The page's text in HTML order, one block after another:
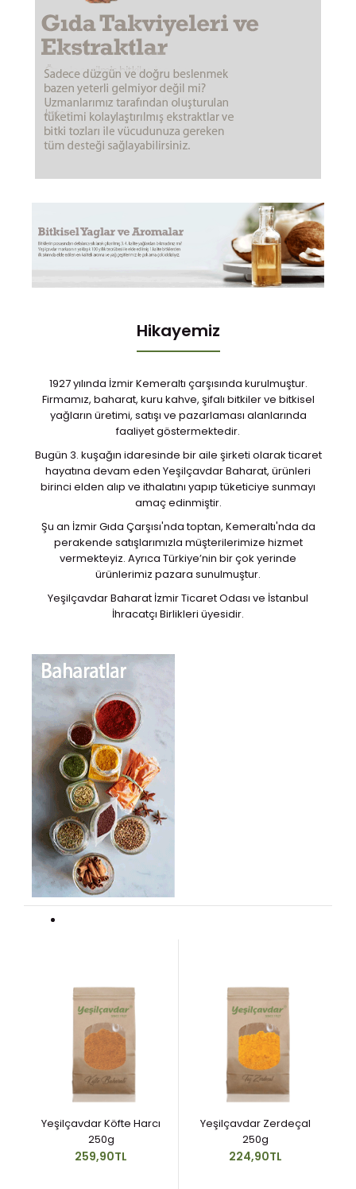
Hikayemiz
1927 yılında İzmir Kemeraltı çarşısında kurulmuştur.
Firmamız, baharat, kuru kahve, şifalı bitkiler ve bitkisel
yağların üretimi, satışı ve pazarlaması alanlarında
faaliyet göstermektedir.
Bugün 3. kuşağın idaresinde bir aile şirketi olarak ticaret
hayatına devam eden Yeşilçavdar Baharat, ürünleri
birinci elden alıp ve ithalatını yapıp tüketiciye sunmayı
amaç edinmiştir.
Şu an İzmir Gıda Çarşısı'nda toptan, Kemeraltı'nda da
perakende satışlarımızla müşterilerimize hizmet
vermekteyiz. Ayrıca Türkiye’nin bir çok yerinde
ürünlerimiz pazara sunulmuştur.
Yeşilçavdar Baharat İzmir Ticaret Odası ve İstanbul
İhracatçı Birlikleri üyesidir.
Yeşilçavdar Köfte Harcı
250g
259,90TL
Yeşilçavdar Zerdeçal
250g
224,90TL